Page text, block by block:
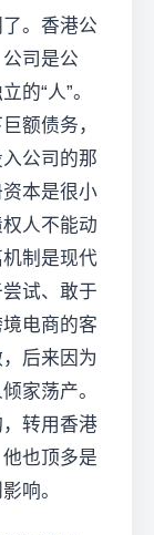
。香港公
司是公
的“人”。
额债务，
公司的那
本是很小
人不能动
制是现代
试、敢于
电商的客
后来因为
家荡产。
转用香港
也顶多是
响。